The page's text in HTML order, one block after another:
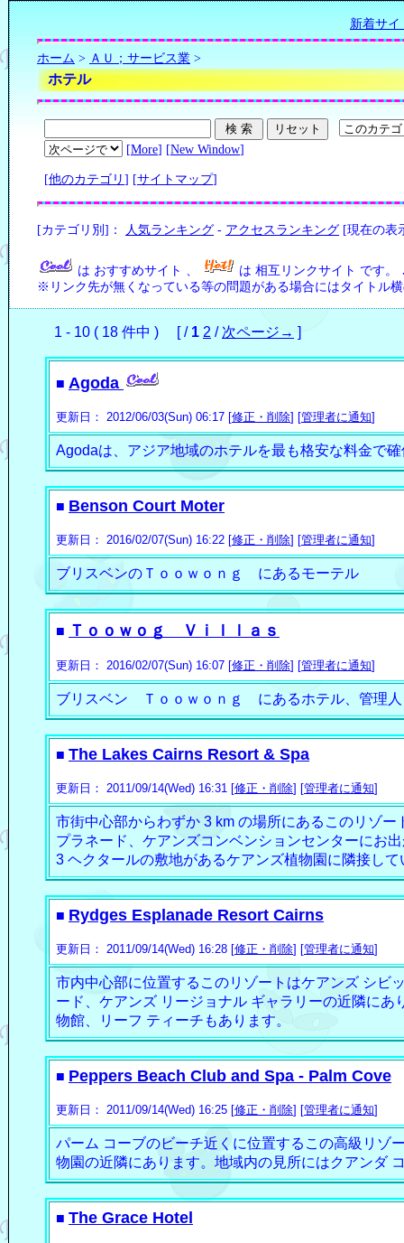
新着サイ
ホーム > ＡＵ；サービス業 >
ホテル
[More] [New Window]
[他のカテゴリ ] [サイトマップ]
[カテゴリ別]： 人気ランキング - アクセスランキング [現在の表
は おすすめサイト 、 は 相互リンクサイト です。
※リンク先が無くなっている等の問題がある場合にはタイトル
1 - 10 ( 18 件中 ) [ / 1 2 / 次ページ→ ]
■ Agoda
更新日： 2012/06/03(Sun) 06:17 [修正・削除] [管理者に通知]
Agodaは、アジア地域のホテルを最も格安な料金で
■ Benson Court Moter
更新日： 2016/02/07(Sun) 16:22 [修正・削除] [管理者に通知]
ブリスベンのＴｏｏｗｏｎｇ にあるモーテル
■ Ｔｏｏｗｏｇ Ｖｉｌｌａｓ
更新日： 2016/02/07(Sun) 16:07 [修正・削除] [管理者に通知]
ブリスベン Ｔｏｏｗｏｎｇ にあるホテル、管理人
■ The Lakes Cairns Resort & Spa
更新日： 2011/09/14(Wed) 16:31 [修正・削除] [管理者に通知]
市街中心部からわずか 3 km の場所にあるこのリゾ
プラネード、ケアンズコンベンションセンターにお
3 ヘクタールの敷地があるケアンズ植物園に隣接して
■ Rydges Esplanade Resort Cairns
更新日： 2011/09/14(Wed) 16:28 [修正・削除] [管理者に通知]
市内中心部に位置するこのリゾートはケアンズ シビ
ード、ケアンズ リージョナル ギャラリーの近隣にあ
物館、リーフ ティーチもあります。
■ Peppers Beach Club and Spa - Palm Cove
更新日： 2011/09/14(Wed) 16:25 [修正・削除] [管理者に通知]
パーム コーブのビーチ近くに位置するこの高級リゾ
物園の近隣にあります。地域内の見所にはクアンダ
■ The Grace Hotel